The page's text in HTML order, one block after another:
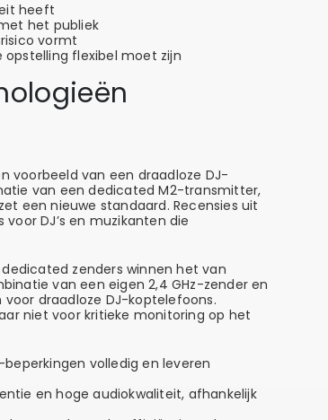
heeft
het publiek
vormt
opstelling flexibel moet zijn
voorbeeld van een draadloze DJ-
van een dedicated M2-transmitter,
een nieuwe standaard. Recensies uit
DJ’s en muzikanten die
zenders winnen het van
van een eigen 2,4 GHz-zender en
draadloze DJ-koptelefoons.
niet voor kritieke monitoring op het
volledig en leveren
en hoge audiokwaliteit, afhankelijk